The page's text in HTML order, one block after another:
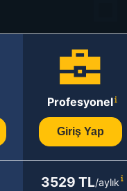
Profesyonel
Giriş Yap
3529 TL/aylık